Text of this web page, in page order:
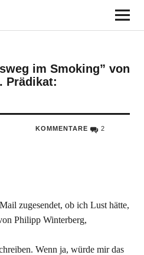
im Smoking” von
Prädikat:
KOMMENTARE 2
zugesendet, ob ich Lust hätte,
Philipp Winterberg,
Wenn ja, würde mir das